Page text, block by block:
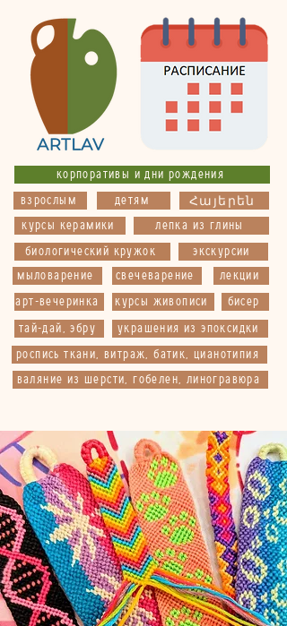
корпоративы и дни рождения
детям
взрослым Հայերեն
украшения из эпоксидки
мыловарение свечеварение
арт-вечеринка бисер
тай-дай, эбру
экскурсии
лепка из глины
роспись ткани, витраж, батик, цианотипия
курсы живописи
лекции
биологический кружок
курсы керамики
валяние из шерсти, гобелен, линогравюра